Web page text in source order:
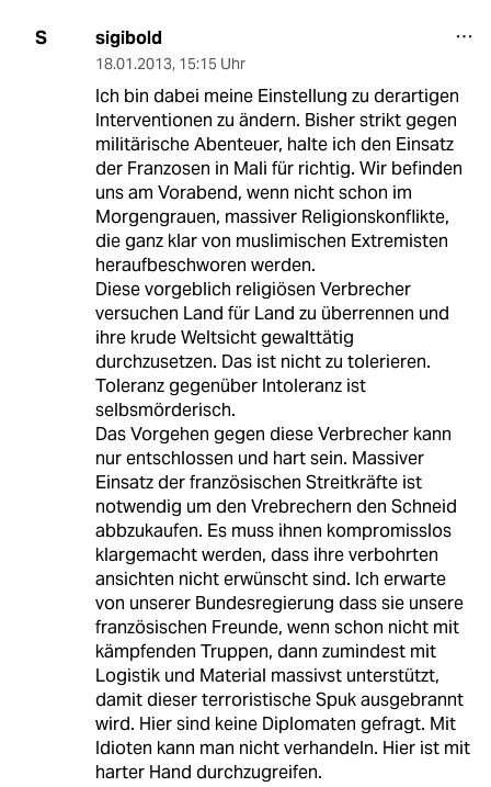
S sigibold
18.01.2013, 15:15 Uhr
Ich bin dabei meine Einstellung zu derartigen
Interventionen zu ändern. Bisher strikt gegen
militärische Abenteuer, halte ich den Einsatz
der Franzosen in Mali für richtig. Wir befinden
uns am Vorabend, wenn nicht schon im
Morgengrauen, massiver Religionskonflikte,
die ganz klar von muslimischen Extremisten
heraufbeschworen werden.
Diese vorgeblich religiösen Verbrecher
versuchen Land für Land zu überrennen und
ihre krude Weltsicht gewalttätig
durchzusetzen. Das ist nicht zu tolerieren.
Toleranz gegenüber Intoleranz ist
selbsmörderisch.
Das Vorgehen gegen diese Verbrecher kann
nur entschlossen und hart sein. Massiver
Einsatz der französischen Streitkräfte ist
notwendig um den Vrebrechern den Schneid
abbzukaufen. Es muss ihnen kompromisslos
klargemacht werden, dass ihre verbohrten
ansichten nicht erwünscht sind. Ich erwarte
von unserer Bundesregierung dass sie unsere
französischen Freunde, wenn schon nicht mit
kämpfenden Truppen, dann zumindest mit
Logistik und Material massivst unterstützt,
damit dieser terroristische Spuk ausgebrannt
wird. Hier sind keine Diplomaten gefragt. Mit
Idioten kann man nicht verhandeln. Hier ist mit
harter Hand durchzugreifen.